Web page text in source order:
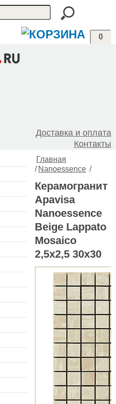
0
Доставка и оплата
Контакты
Главная
/ Nanoessence /
Керамогранит
Apavisa
Nanoessence
Beige Lappato
Mosaico
2,5x2,5 30x30